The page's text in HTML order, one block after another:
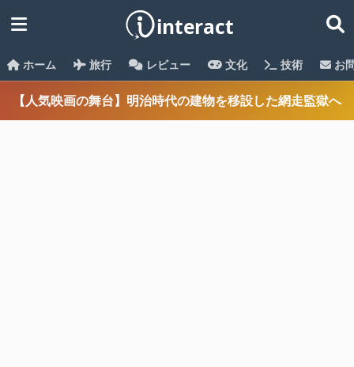
ホーム 旅行 レビュー 文化 技術 お
【人気映画の舞台】明治時代の建物を移設した網走監獄へ